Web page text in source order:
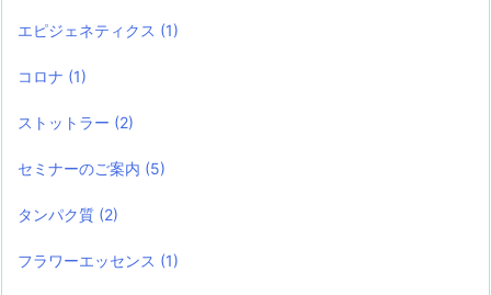
エピジェネティクス (1)
コロナ (1)
ストットラー (2)
セミナーのご案内 (5)
タンパク質 (2)
フラワーエッセンス (1)